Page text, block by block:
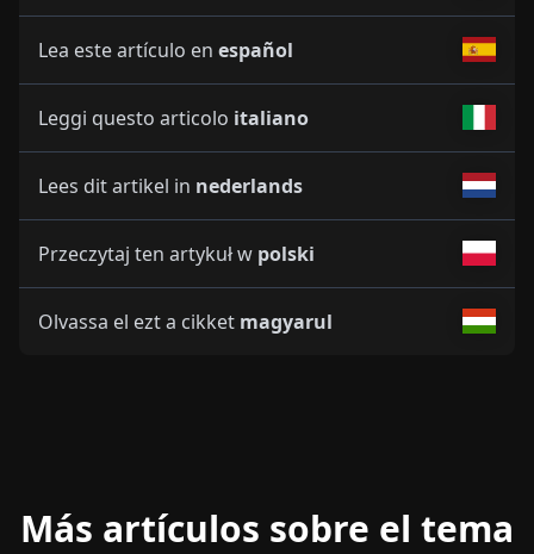
Lea este artículo en español
Leggi questo articolo italiano
Lees dit artikel in nederlands
Przeczytaj ten artykuł w polski
Olvassa el ezt a cikket magyarul
Más artículos sobre el tema